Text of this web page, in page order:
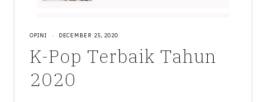
OPINI · DECEMBER 25, 2020
K-Pop Terbaik Tahun
2020